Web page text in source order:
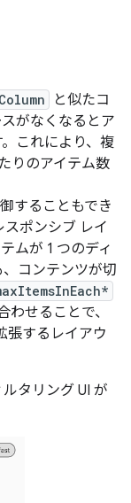
Column
と似たコ
がなくなるとア
これにより、複
りのアイテム数
することもでき
スポンシブ レイ
ムが 1 つのディ
コンテンツが切
わせることで、
張するレイアウ
タリング UI が